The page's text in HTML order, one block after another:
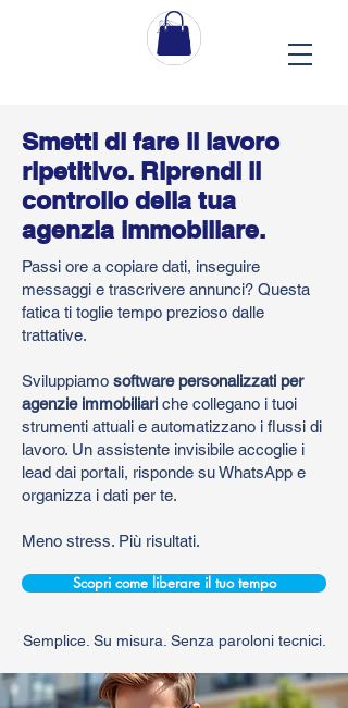
Smetti di fare il lavoro
ripetitivo. Riprendi il
controllo della tua
agenzia immobiliare.
Passi ore a copiare dati, inseguire
messaggi e trascrivere annunci? Questa
fatica ti toglie tempo prezioso dalle
trattative.
Sviluppiamo software personalizzati per
agenzie immobiliari che collegano i tuoi
strumenti attuali e automatizzano i flussi di
lavoro. Un assistente invisibile accoglie i
lead dai portali, risponde su WhatsApp e
organizza i dati per te.
Meno stress. Più risultati.
Scopri come liberare il tuo tempo
Semplice. Su misura. Senza paroloni tecnici.